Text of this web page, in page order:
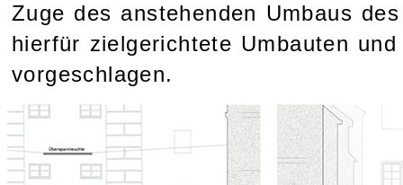
Zuge des anstehenden Umbaus
hierfür zielgerichtete Umbauten
vorgeschlagen.